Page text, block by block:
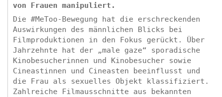
von Frauen manipuliert.
Die #MeToo-Bewegung hat die erschreckenden
Auswirkungen des männlichen Blicks bei
Filmproduktionen in den Fokus gerückt. Über
Jahrzehnte hat der „male gaze“ sporadische
Kinobesucherinnen und Kinobesucher sowie
Cineastinnen und Cineasten beeinflusst und
die Frau als sexuelles Objekt klassifiziert.
Zahlreiche Filmausschnitte aus bekannten